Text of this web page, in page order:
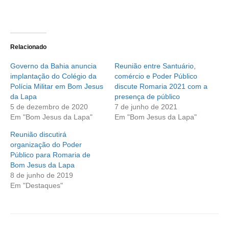
Relacionado
Governo da Bahia anuncia
implantação do Colégio da
Polícia Militar em Bom Jesus
da Lapa
5 de dezembro de 2020
Em "Bom Jesus da Lapa"
Reunião entre Santuário,
comércio e Poder Público
discute Romaria 2021 com a
presença de público
7 de junho de 2021
Em "Bom Jesus da Lapa"
Reunião discutirá
organização do Poder
Público para Romaria de
Bom Jesus da Lapa
8 de junho de 2019
Em "Destaques"